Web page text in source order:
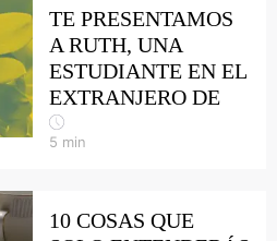
TE PRESENTAMOS
A RUTH, UNA
ESTUDIANTE EN EL
EXTRANJERO DE
5 min
10 COSAS QUE